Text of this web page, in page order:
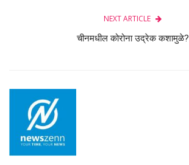
NEXT ARTICLE
चीनमधील कोरोना उद्रेक कशामुळे?